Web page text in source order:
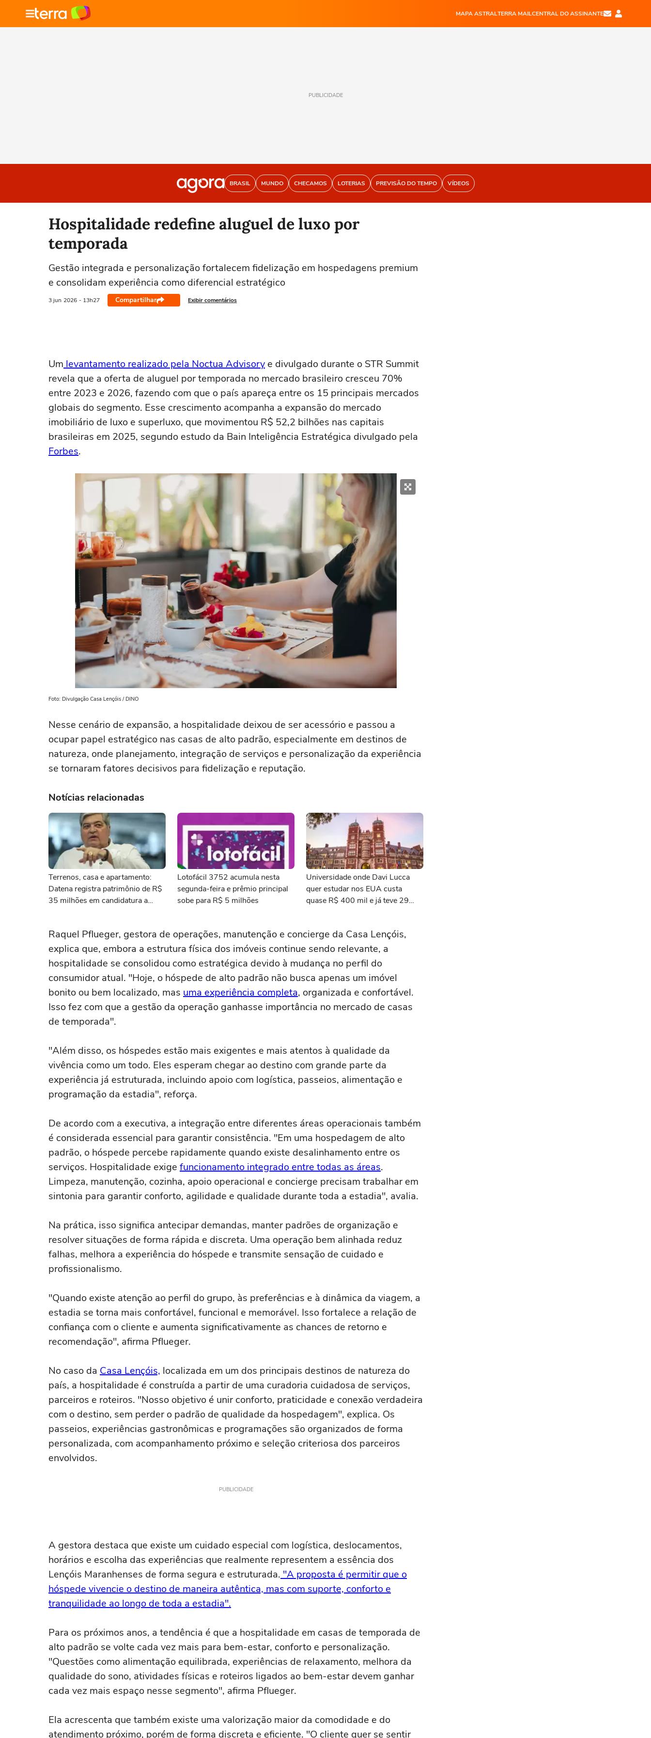
MAPA ASTRALTERRA MAILCENTRAL DO ASSINANTE
PUBLICIDADE
BRASIL MUNDO CHECAMOS LOTERIAS PREVISÃO DO TEMPO VÍDEOS
Hospitalidade redefine aluguel de luxo por
temporada
Gestão integrada e personalização fortalecem fidelização em hospedagens premium
e consolidam experiência como diferencial estratégico
3 jun 2026 - 13h27 Compartilhar Exibir comentários
Um levantamento realizado pela Noctua Advisory e divulgado durante o STR Summit
revela que a oferta de aluguel por temporada no mercado brasileiro cresceu 70%
entre 2023 e 2026, fazendo com que o país apareça entre os 15 principais mercados
globais do segmento. Esse crescimento acompanha a expansão do mercado
imobiliário de luxo e superluxo, que movimentou R$ 52,2 bilhões nas capitais
brasileiras em 2025, segundo estudo da Bain Inteligência Estratégica divulgado pela
Forbes.
Foto: Divulgação Casa Lençóis / DINO
Nesse cenário de expansão, a hospitalidade deixou de ser acessório e passou a
ocupar papel estratégico nas casas de alto padrão, especialmente em destinos de
natureza, onde planejamento, integração de serviços e personalização da experiência
se tornaram fatores decisivos para fidelização e reputação.
Notícias relacionadas
Terrenos, casa e apartamento:
Datena registra patrimônio de R$
35 milhões em candidatura a
Lotofácil 3752 acumula nesta
segunda-feira e prêmio principal
sobe para R$ 5 milhões
Universidade onde Davi Lucca
quer estudar nos EUA custa
quase R$ 400 mil e já teve 29
Raquel Pflueger, gestora de operações, manutenção e concierge da Casa Lençóis,
explica que, embora a estrutura física dos imóveis continue sendo relevante, a
hospitalidade se consolidou como estratégica devido à mudança no perfil do
consumidor atual. "Hoje, o hóspede de alto padrão não busca apenas um imóvel
bonito ou bem localizado, mas uma experiência completa, organizada e confortável.
Isso fez com que a gestão da operação ganhasse importância no mercado de casas
de temporada".
"Além disso, os hóspedes estão mais exigentes e mais atentos à qualidade da
vivência como um todo. Eles esperam chegar ao destino com grande parte da
experiência já estruturada, incluindo apoio com logística, passeios, alimentação e
programação da estadia", reforça.
De acordo com a executiva, a integração entre diferentes áreas operacionais também
é considerada essencial para garantir consistência. "Em uma hospedagem de alto
padrão, o hóspede percebe rapidamente quando existe desalinhamento entre os
serviços. Hospitalidade exige funcionamento integrado entre todas as áreas.
Limpeza, manutenção, cozinha, apoio operacional e concierge precisam trabalhar em
sintonia para garantir conforto, agilidade e qualidade durante toda a estadia", avalia.
Na prática, isso significa antecipar demandas, manter padrões de organização e
resolver situações de forma rápida e discreta. Uma operação bem alinhada reduz
falhas, melhora a experiência do hóspede e transmite sensação de cuidado e
profissionalismo.
"Quando existe atenção ao perfil do grupo, às preferências e à dinâmica da viagem, a
estadia se torna mais confortável, funcional e memorável. Isso fortalece a relação de
confiança com o cliente e aumenta significativamente as chances de retorno e
recomendação", afirma Pflueger.
No caso da Casa Lençóis, localizada em um dos principais destinos de natureza do
país, a hospitalidade é construída a partir de uma curadoria cuidadosa de serviços,
parceiros e roteiros. "Nosso objetivo é unir conforto, praticidade e conexão verdadeira
com o destino, sem perder o padrão de qualidade da hospedagem", explica. Os
passeios, experiências gastronômicas e programações são organizados de forma
personalizada, com acompanhamento próximo e seleção criteriosa dos parceiros
envolvidos.
PUBLICIDADE
A gestora destaca que existe um cuidado especial com logística, deslocamentos,
horários e escolha das experiências que realmente representem a essência dos
Lençóis Maranhenses de forma segura e estruturada. "A proposta é permitir que o
hóspede vivencie o destino de maneira autêntica, mas com suporte, conforto e
tranquilidade ao longo de toda a estadia".
Para os próximos anos, a tendência é que a hospitalidade em casas de temporada de
alto padrão se volte cada vez mais para bem-estar, conforto e personalização.
"Questões como alimentação equilibrada, experiências de relaxamento, melhora da
qualidade do sono, atividades físicas e roteiros ligados ao bem-estar devem ganhar
cada vez mais espaço nesse segmento", afirma Pflueger.
Ela acrescenta que também existe uma valorização maior da comodidade e do
atendimento próximo, porém de forma discreta e eficiente. "O cliente quer se sentir